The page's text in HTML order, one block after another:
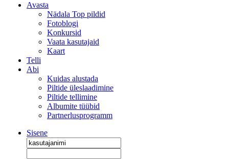
Avasta
Nädala Top pildid
Fotoblogi
Konkursid
Vaata kasutajaid
Kaart
Telli
Abi
Kuidas alustada
Piltide üleslaadimine
Piltide tellimine
Albumite tüübid
Partnerlusprogramm
Sisene